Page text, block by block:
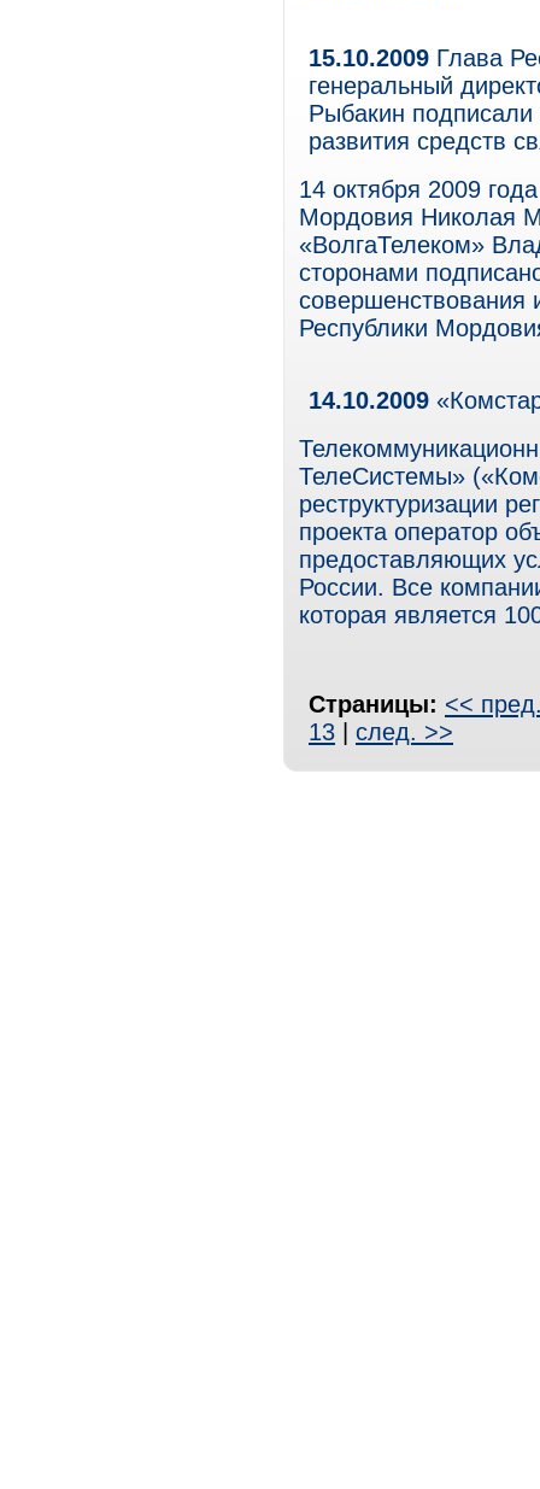
15.10.2009 Глава
генеральный
Рыбакин подписали
развития средств
14 октября 2009
Мордовия Николая
«ВолгаТелеком»
сторонами
совершенствования
Республики
14.10.2009
ТелеСистемы»
реструктуризации
проекта оператор
предоставляющих
России. Все
которая является
Страницы: <<
13
след. >>